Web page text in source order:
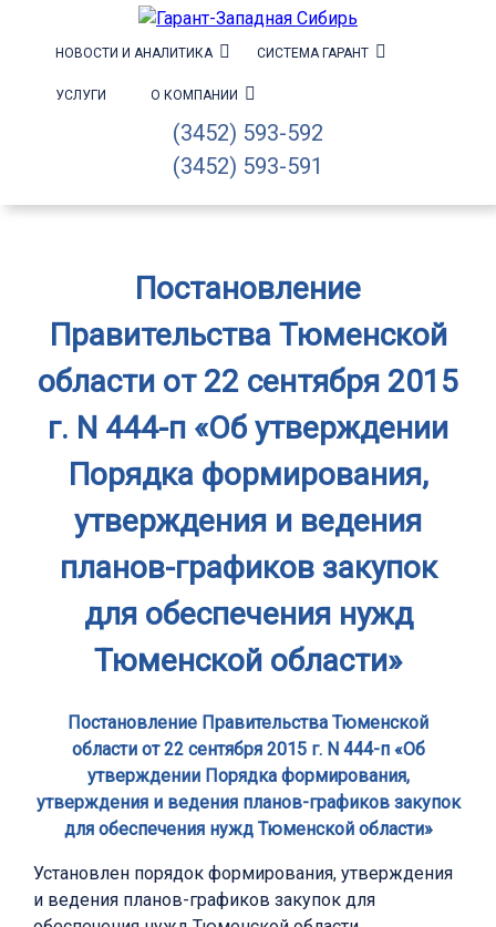
НОВОСТИ И АНАЛИТИКА СИСТЕМА ГАРАНТ
УСЛУГИ О КОМПАНИИ
(3452) 593-592
(3452) 593-591
Постановление
Правительства Тюменской
области от 22 сентября 2015
г. N 444-п «Об утверждении
Порядка формирования,
утверждения и ведения
планов-графиков закупок
для обеспечения нужд
Тюменской области»
Постановление Правительства Тюменской
области от 22 сентября 2015 г. N 444-п «Об
утверждении Порядка формирования,
утверждения и ведения планов-графиков закупок
для обеспечения нужд Тюменской области»
Установлен порядок формирования, утверждения
и ведения планов-графиков закупок для